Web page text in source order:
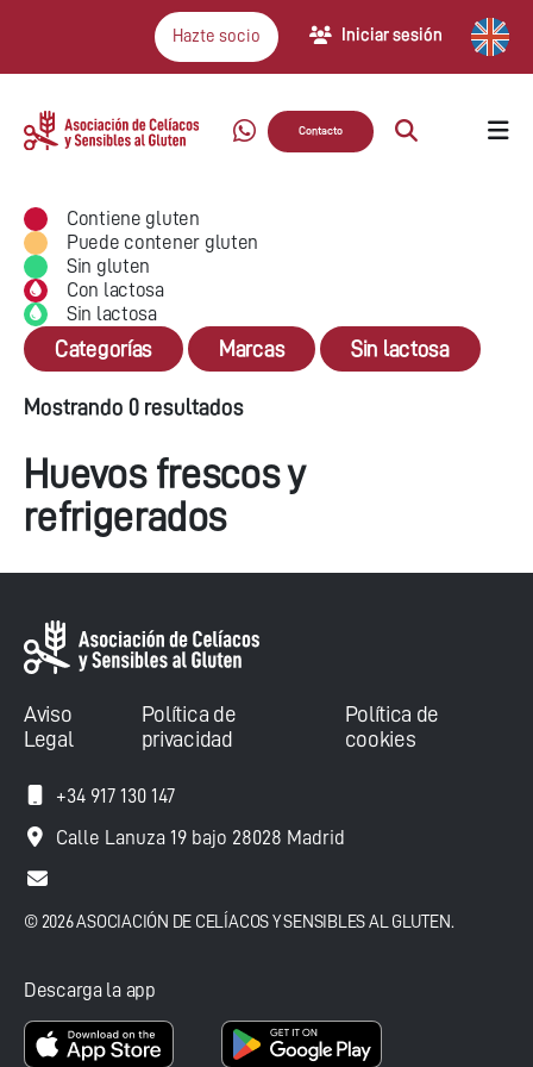
Hazte socio Iniciar sesión
Contacto
Contiene gluten
Puede contener gluten
Sin gluten
Con lactosa
Sin lactosa
Categorías Marcas Sin lactosa
Mostrando 0 resultados
Huevos frescos y
refrigerados
Aviso
Legal
Política de
privacidad
Política de
cookies
+34 917 130 147
Calle Lanuza 19 bajo 28028 Madrid
© 2026 ASOCIACIÓN DE CELÍACOS Y SENSIBLES AL GLUTEN.
Descarga la app